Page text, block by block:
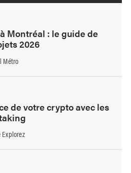
Montréal : le guide de
2026
Métro
de votre crypto avec les